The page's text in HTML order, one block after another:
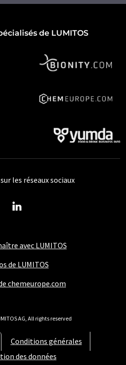
de LUMITOS
avec LUMITOS
de LUMITOS
chemeurope.com
Conditions générales
des données
les réseaux sociaux
AG, All rights reserved